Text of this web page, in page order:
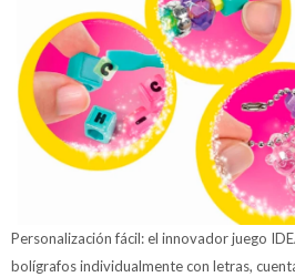
Personalización fácil: el innovador juego
bolígrafos individualmente con letras,